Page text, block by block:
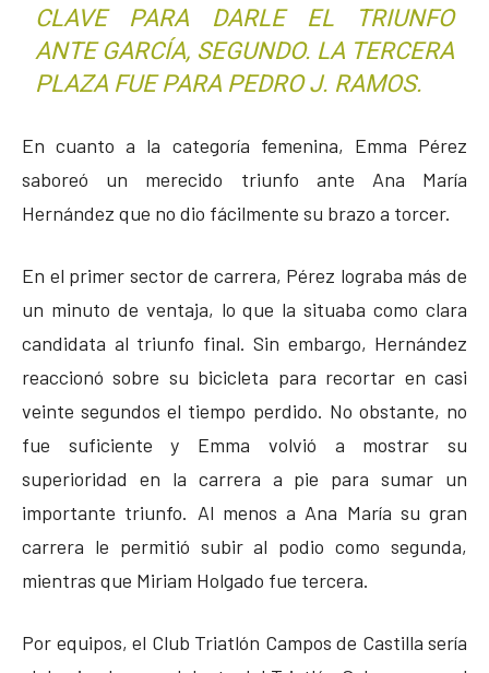
CLAVE PARA DARLE EL TRIUNFO
ANTE GARCÍA, SEGUNDO. LA TERCERA
PLAZA FUE PARA PEDRO J. RAMOS.
En cuanto a la categoría femenina, Emma Pérez
saboreó un merecido triunfo ante Ana María
Hernández que no dio fácilmente su brazo a torcer.
En el primer sector de carrera, Pérez lograba más de
un minuto de ventaja, lo que la situaba como clara
candidata al triunfo final. Sin embargo, Hernández
reaccionó sobre su bicicleta para recortar en casi
veinte segundos el tiempo perdido. No obstante, no
fue suficiente y Emma volvió a mostrar su
superioridad en la carrera a pie para sumar un
importante triunfo. Al menos a Ana María su gran
carrera le permitió subir al podio como segunda,
mientras que Miriam Holgado fue tercera.
Por equipos, el Club Triatlón Campos de Castilla sería